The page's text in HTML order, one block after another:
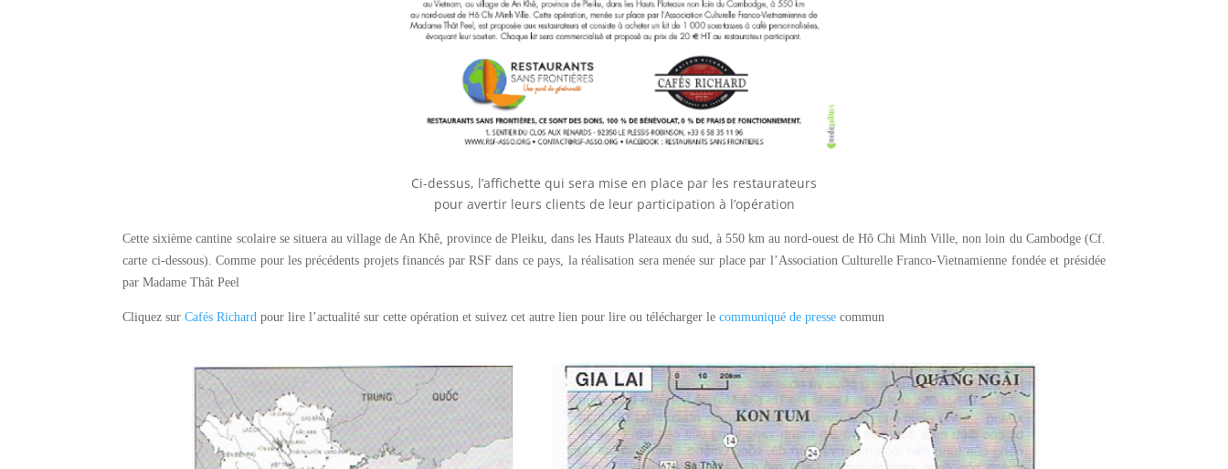
Ci-dessus, l’affichette qui sera mise en place par les restaurateurs
pour avertir leurs clients de leur participation à l’opération
Cette sixième cantine scolaire se situera au village de An Khê, province de Pleiku, dans les Hauts Plateaux du sud, à 550 km au nord-ouest de Hô Chi Minh Ville, non loin du Cambodge (Cf.
carte ci-dessous). Comme pour les précédents projets financés par RSF dans ce pays, la réalisation sera menée sur place par l’Association Culturelle Franco-Vietnamienne fondée et présidée
par Madame Thât Peel
Cliquez surCafés Richard pour lire l’actualité sur cette opération et suivez cet autre lien pour lire ou télécharger lecommuniqué de presse commun